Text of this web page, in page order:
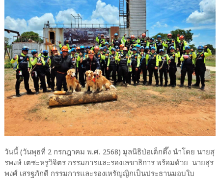
วันนี้ (วันพุธที่ 2 กรกฎาคม พ.ศ. 2568) มูลนิธิป่อเต็กตึ๊ง นำโดย นายสุ
รพงษ์ เตชะหรูวิจิตร กรรมการและรองเลขาธิการ พร้อมด้วย นายสุร
พงศ์ เสรฐภักดี กรรมการและรองเหรัญญิกเป็นประธานมอบใบ